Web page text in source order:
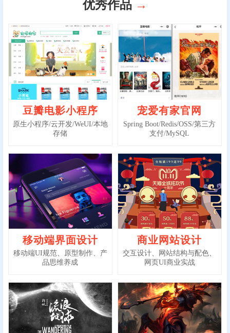
优秀作品 →
豆瓣电影小程序
原生小程序/云开发/WeUI/本地
存储
宠爱有家官网
Spring Boot/Redis/OSS/第三方
支付/MySQL
移动端界面设计
移动端UI规范、原型制作、产
品思维养成
商业网站设计
交互设计、网站结构与配色、
网页UI商业实战